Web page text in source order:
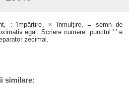
: împărțire, × înmulțire, = semn de
egal. Scriere numere: punctul '.' e
zecimal.
similare: